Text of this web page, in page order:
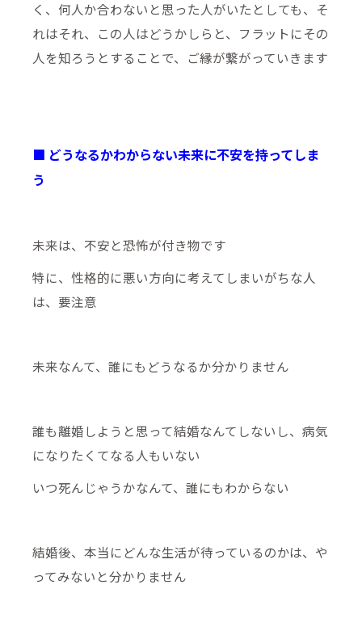
く、何人か合わないと思った人がいたとしても、そ
れはそれ、この人はどうかしらと、フラットにその
人を知ろうとすることで、ご縁が繋がっていきます
■ どうなるかわからない未来に不安を持ってしま
う
未来は、不安と恐怖が付き物です
特に、性格的に悪い方向に考えてしまいがちな人
は、要注意
未来なんて、誰にもどうなるか分かりません
誰も離婚しようと思って結婚なんてしないし、病気
になりたくてなる人もいない
いつ死んじゃうかなんて、誰にもわからない
結婚後、本当にどんな生活が待っているのかは、や
ってみないと分かりません